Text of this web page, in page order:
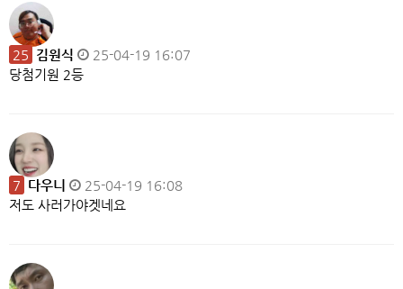
25 김원식
25-04-19 16:07
당첨기원 2등
7 다우니
25-04-19 16:08
저도 사러가야겟네요